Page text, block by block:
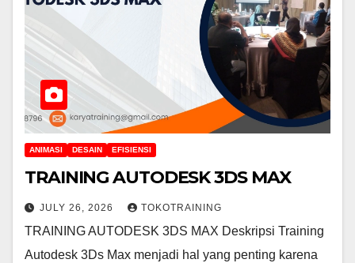
ANIMASI DESAIN EFISIENSI
TRAINING AUTODESK 3DS MAX
JULY 26, 2026 TOKOTRAINING
TRAINING AUTODESK 3DS MAX Deskripsi Training
Autodesk 3Ds Max menjadi hal yang penting karena